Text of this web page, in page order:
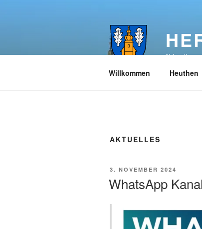
"Heuthen
Willkommen Heuthen
AKTUELLES
VERÖFFENTLICHT
3. NOVEMBER 2024
WhatsApp